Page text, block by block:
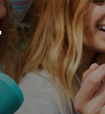
類